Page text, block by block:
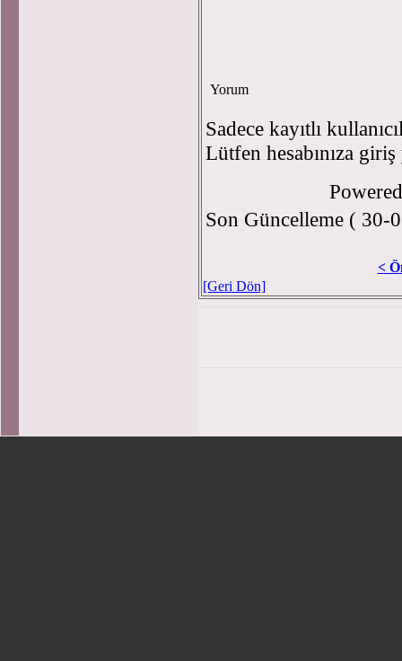
Yorum
Sadece kayıtlı
Lütfen hesabınıza
Son Güncelleme ( 30-
<
[Geri Dön]